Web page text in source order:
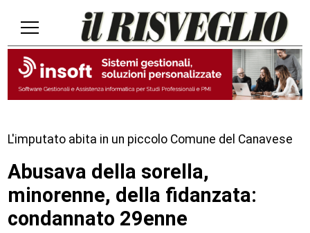
L'imputato abita in un piccolo Comune del Canavese
Abusava della sorella,
minorenne, della fidanzata:
condannato 29enne